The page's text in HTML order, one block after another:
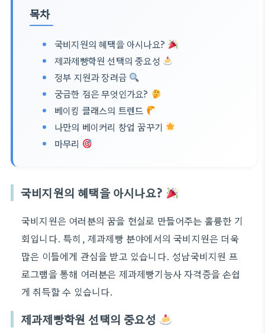
목차
국비지원의 혜택을 아시나요?
제과제빵학원 선택의 중요성
정부 지원과 장려금
궁금한 점은 무엇인가요?
베이킹 클래스의 트렌드
나만의 베이커리 창업 꿈꾸기
마무리
국비지원의 혜택을 아시나요?
국비지원은 여러분의 꿈을 현실로 만들어주는 훌륭한 기
회입니다. 특히, 제과제빵 분야에서의 국비지원은 더욱
많은 이들에게 관심을 받고 있습니다. 성남국비지원 프
로그램을 통해 여러분은 제과제빵기능사 자격증을 손쉽
게 취득할 수 있습니다.
제과제빵학원 선택의 중요성